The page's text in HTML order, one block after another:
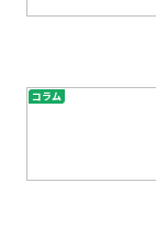
コラム